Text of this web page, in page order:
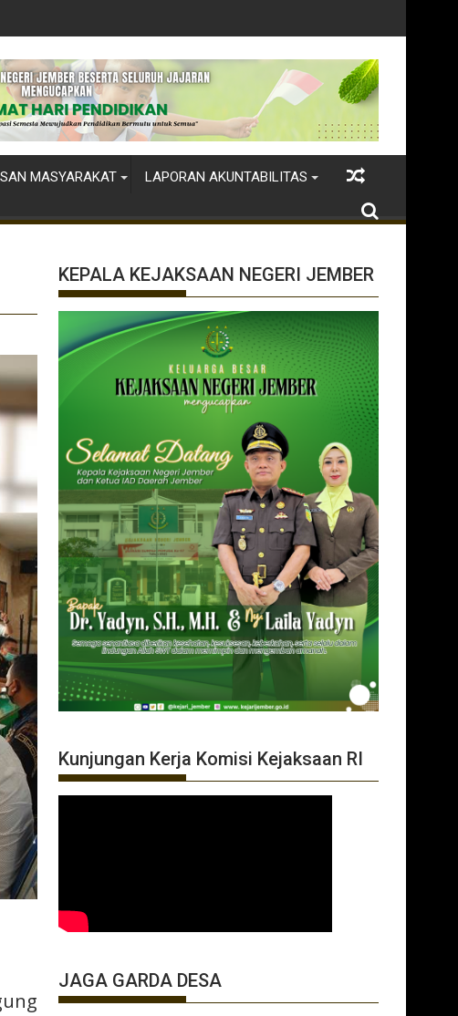
Penyidikan
MASYARAKAT LAPORAN AKUNTABILITAS
KEPALA KEJAKSAAN NEGERI JEMBER
Kunjungan Kerja Komisi Kejaksaan RI
JAGA GARDA DESA